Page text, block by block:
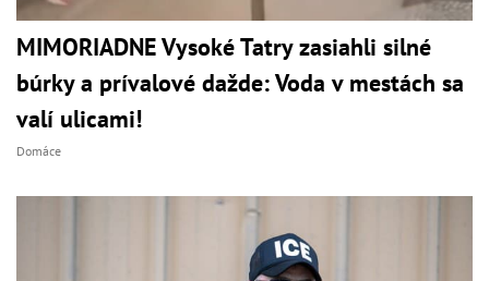
MIMORIADNE Vysoké Tatry zasiahli silné
búrky a prívalové dažde: Voda v mestách sa
valí ulicami!
Domáce